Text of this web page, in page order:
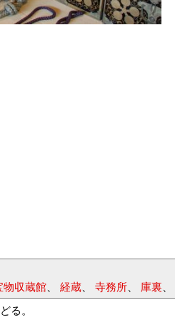
物収蔵館、 経蔵、 寺務所、 庫裏、
る。